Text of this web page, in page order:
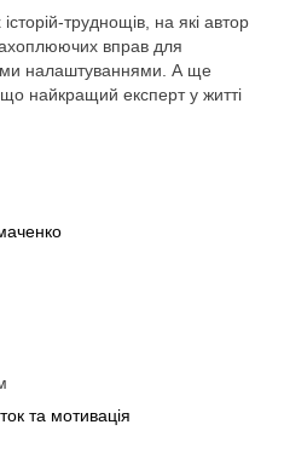
труднощів, на які автор
вправ для
налаштуваннями. А ще
що найкращий експерт у житті
та мотивація